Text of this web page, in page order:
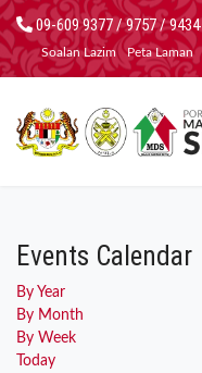
09-609 9377 / 9757 / 9434
Soalan Lazim Peta Laman
Events Calendar
By Year
By Month
By Week
Today